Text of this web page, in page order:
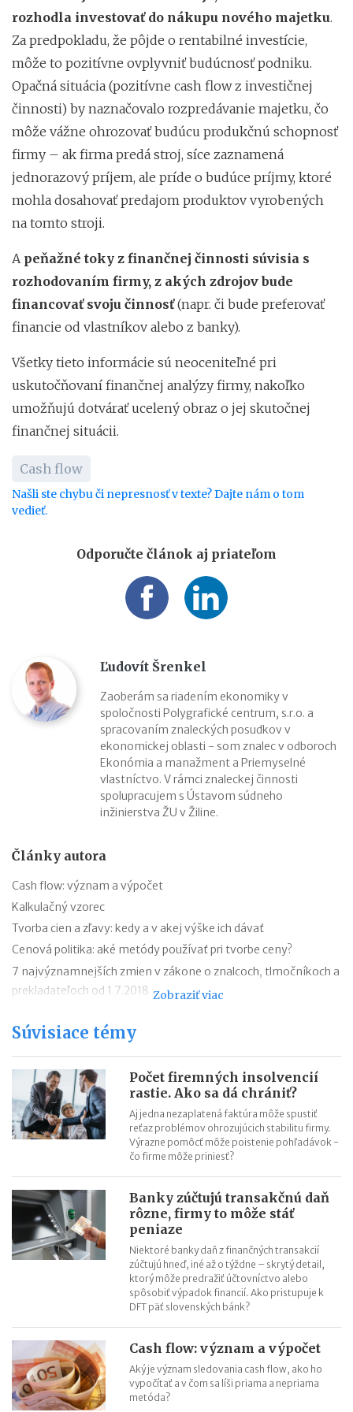
rozhodla investovať do nákupu nového majetku.
Za predpokladu, že pôjde o rentabilné investície,
môže to pozitívne ovplyvniť budúcnosť podniku.
Opačná situácia (pozitívne cash flow z investičnej
činnosti) by naznačovalo rozpredávanie majetku, čo
môže vážne ohrozovať budúcu produkčnú schopnosť
firmy – ak firma predá stroj, síce zaznamená
jednorazový príjem, ale príde o budúce príjmy, ktoré
mohla dosahovať predajom produktov vyrobených
na tomto stroji.
A peňažné toky z finančnej činnosti súvisia s
rozhodovaním firmy, z akých zdrojov bude
financovať svoju činnosť(napr. či bude preferovať
financie od vlastníkov alebo z banky).
Všetky tieto informácie sú neoceniteľné pri
uskutočňovaní finančnej analýzy firmy, nakoľko
umožňujú dotvárať ucelený obraz o jej skutočnej
finančnej situácii.
Cash flow
Našli ste chybu či nepresnosť v texte? Dajte nám o tom
vedieť.
Odporučte článok aj priateľom
Ľudovít Šrenkel
Zaoberám sa riadením ekonomiky v
spoločnosti Polygrafické centrum, s.r.o. a
spracovaním znaleckých posudkov v
ekonomickej oblasti - som znalec v odboroch
Ekonómia a manažment a Priemyselné
vlastníctvo. V rámci znaleckej činnosti
spolupracujem s Ústavom súdneho
inžinierstva ŽU v Žiline.
Články autora
Cash flow: význam a výpočet
Kalkulačný vzorec
Tvorba cien a zľavy: kedy a v akej výške ich dávať
Cenová politika: aké metódy používať pri tvorbe ceny?
7 najvýznamnejších zmien v zákone o znalcoch, tlmočníkoch a
prekladateľoch od 1.7.2018
Invest Europe vidí potenciál v investíciách do infraštruktúry
TOP 10 svetových startupov
Podnikateľskí anjeli investovali v roku 2015 v rámci Európy viac
než 6 miliárd eur
Elektronický denník znalca, tlmočníka a prekladateľa
Zobraziť viac
Súvisiace témy
Počet firemných insolvencií
rastie. Ako sa dá chrániť?
Aj jedna nezaplatená faktúra môže spustiť
reťaz problémov ohrozujúcich stabilitu firmy.
Výrazne pomôcť môže poistenie pohľadávok -
čo firme môže priniesť?
Banky zúčtujú transakčnú daň
rôzne, firmy to môže stáť
peniaze
Niektoré banky daň z finančných transakcií
zúčtujú hneď, iné až o týždne – skrytý detail,
ktorý môže predražiť účtovníctvo alebo
spôsobiť výpadok financií. Ako pristupuje k
DFT päť slovenských bánk?
Cash flow: význam a výpočet
Aký je význam sledovania cash flow, ako ho
vypočítať a v čom sa líši priama a nepriama
metóda?